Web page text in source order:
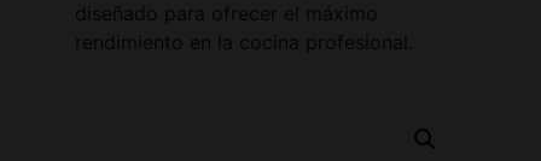
diseñado para ofrecer el máximo
rendimiento en la cocina profesional.